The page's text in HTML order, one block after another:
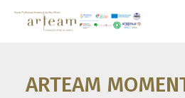
ARTEAM